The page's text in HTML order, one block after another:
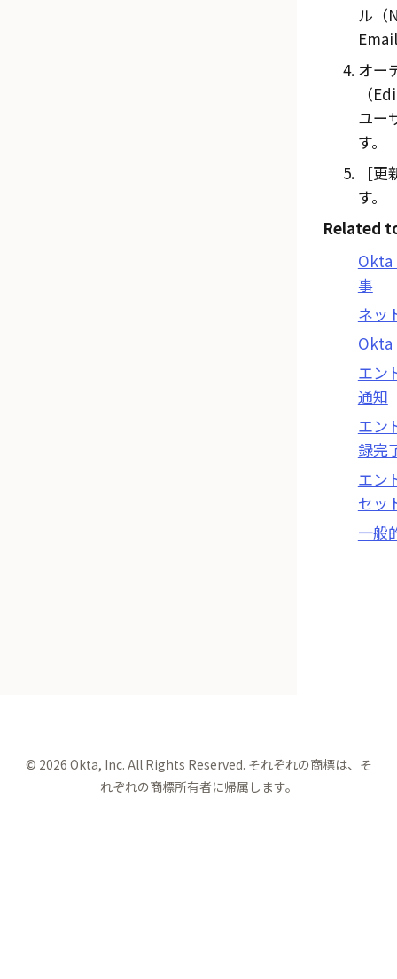
ル（
オー
（
ユー
す。
更
す。
Related
Okta
事
ネッ
エン
通知
エン
録完
エン
セッ
一般
© 2026 Okta, Inc. All Rights Reserved. それぞれの商標は、そ
れぞれの商標所有者に帰属します。